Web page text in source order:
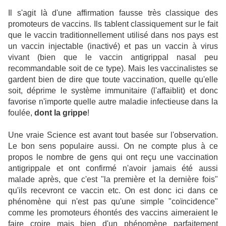
Il s'agit là d'une affirmation fausse très classique des
promoteurs de vaccins. Ils tablent classiquement sur le fait
que le vaccin traditionnellement utilisé dans nos pays est
un vaccin injectable (inactivé) et pas un vaccin à virus
vivant (bien que le vaccin antigrippal nasal peu
recommandable soit de ce type). Mais les vaccinalistes se
gardent bien de dire que toute vaccination, quelle qu'elle
soit, déprime le système immunitaire (l'affaiblit) et donc
favorise n'importe quelle autre maladie infectieuse dans la
foulée, dont la grippe!
Une vraie Science est avant tout basée sur l'observation.
Le bon sens populaire aussi. On ne compte plus à ce
propos le nombre de gens qui ont reçu une vaccination
antigrippale et ont confirmé n'avoir jamais été aussi
malade après, que c'est "la première et la dernière fois"
qu'ils recevront ce vaccin etc. On est donc ici dans ce
phénomène qui n'est pas qu'une simple "coïncidence"
comme les promoteurs éhontés des vaccins aimeraient le
faire croire mais bien d'un phénomène parfaitement